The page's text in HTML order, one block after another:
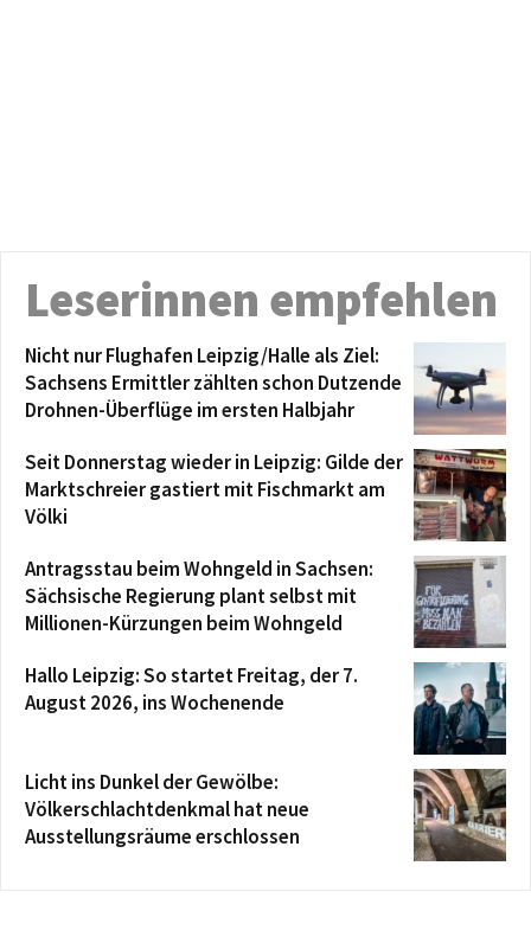
Leserinnen empfehlen
Nicht nur Flughafen Leipzig/Halle als Ziel:
Sachsens Ermittler zählten schon Dutzende
Drohnen-Überflüge im ersten Halbjahr
Seit Donnerstag wieder in Leipzig: Gilde der
Marktschreier gastiert mit Fischmarkt am
Völki
Antragsstau beim Wohngeld in Sachsen:
Sächsische Regierung plant selbst mit
Millionen-Kürzungen beim Wohngeld
Hallo Leipzig: So startet Freitag, der 7.
August 2026, ins Wochenende
Licht ins Dunkel der Gewölbe:
Völkerschlachtdenkmal hat neue
Ausstellungsräume erschlossen